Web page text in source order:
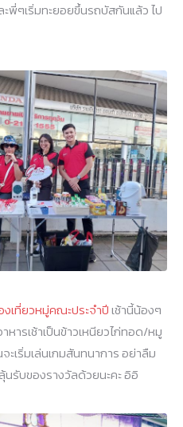
ะพี่ๆเริ่มทะยอยขึ้นรถบัสกันแล้ว ไป
งเที่ยวหมู่คณะประจำปีเช้านี้น้องๆ
ารเช้าเป็นข้าวเหนียวไก่ทอด/หมู
เริ่มเล่นเกมสันทนาการ อย่าลืม
รับของรางวัลด้วยนะคะ อิอิ